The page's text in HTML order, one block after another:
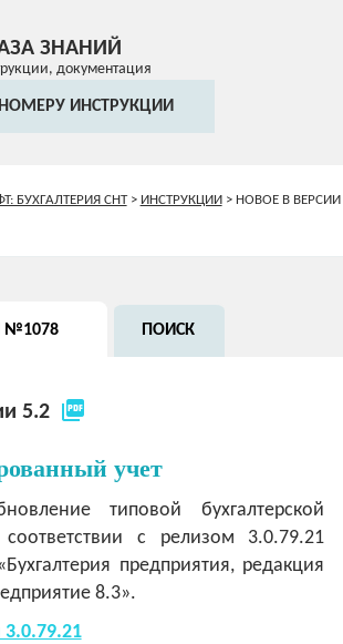
ЗНАНИЙ
документация
ИНСТРУКЦИИ
БУХГАЛТЕРИЯ СНТ> ИНСТРУКЦИИ> НОВОЕ В ВЕРСИИ
№1078 ПОИСК
5.2 picture_as_pdf
учет
типовой бухгалтерской
с релизом 3.0.79.21
предприятия, редакция
8.3».